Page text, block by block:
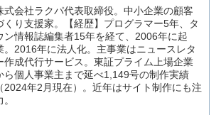
式会社ラクパ代表取締役。中小企業の顧客
くり支援家。【経歴】プログラマー5年、タ
ン情報誌編集者15年を経て、2006年に起
。2016年に法人化。主事業はニュースレタ
作成代行サービス。東証プライム上場企業
ら個人事業主まで延べ1,149号の制作実績
（2024年2月現在）。近年はサイト制作にも注
。